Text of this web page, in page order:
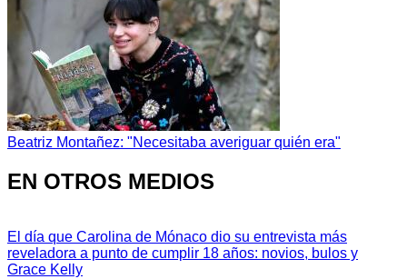
Beatriz Montañez: "Necesitaba averiguar quién era"
EN OTROS MEDIOS
El día que Carolina de Mónaco dio su entrevista más
reveladora a punto de cumplir 18 años: novios, bulos y
Grace Kelly